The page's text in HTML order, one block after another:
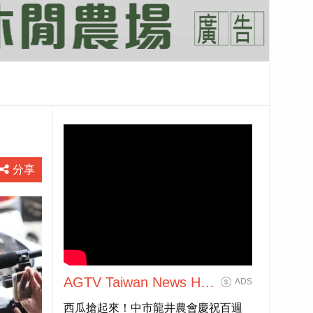
分享
AGTV Taiwan News HD
Live大全民前衛新聞HD
ADS
西瓜搶起來！中市龍井農會慶祝百週